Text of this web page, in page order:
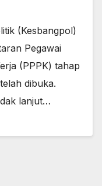
(Kesbangpol)
Pegawai
(PPPK) tahap
dibuka.
lanjut…